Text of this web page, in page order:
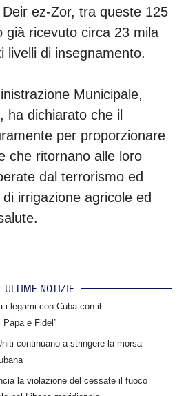
ez-Zor, tra queste 125
già ricevuto circa 23 mila
livelli di insegnamento.
Municipale,
ha dichiarato che il
per proporzionare
che ritornano alle loro
dal terrorismo ed
irrigazione agricole ed
ULTIME NOTIZIE
i legami con Cuba con il
Papa e Fidel”
continuano a stringere la morsa
la violazione del cessate il fuoco